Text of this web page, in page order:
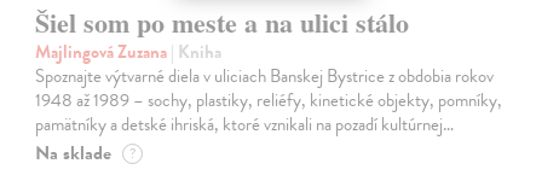
Šiel som po meste a na ulici stálo
Majlingová Zuzana| Kniha
Spoznajte výtvarné diela v uliciach Banskej Bystrice z obdobia rokov
1948 až 1989 – sochy, plastiky, reliéfy, kinetické objekty, pomníky,
pamätníky a detské ihriská, ktoré vznikali na pozadí kultúrnej…
Na sklade ?